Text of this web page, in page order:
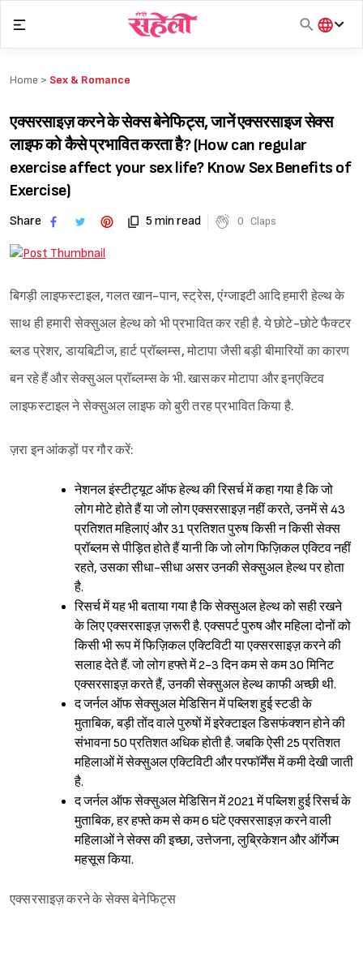
content
हिंदी
Home > Sex & Romance
एक्सरसाइज़ करने के सेक्स बेनेफिट्स, जानें एक्सरसाइज सेक्स
लाइफ को कैसे प्रभावित करता है? (How can regular
exercise affect your sex life? Know Sex Benefits of
Exercise)
Share 5 min read 0 Claps
बिगड़ी लाइफस्टाइल, गलत खान-पान, स्ट्रेस, एंग्जाइटी आदि हमारी हेल्थ के
साथ ही हमारी सेक्सुअल हेल्थ को भी प्रभावित कर रही है. ये छोटे-छोटे फैक्टर
ब्लड प्रेशर, डायबिट़ीज, हार्ट प्रॉब्लम्स, मोटापा जैसी बड़ी बीमारियों का कारण
बन रहे हैं और सेक्सुअल प्रॉब्लम्स के भी. खासकर मोटापा और इनएक्टिव
लाइफस्टाइल ने सेक्सुअल लाइफ को बुरी तरह प्रभावित किया है.
ज़रा इन आंकड़ों पर गौर करें:
नेशनल इंस्टीट्यूट ऑफ हेल्थ की रिसर्च में कहा गया है कि जो
लोग मोटे होते हैं या जो लोग एक्सरसाइज़ नहीं करते, उनमें से 43
प्रतिशत महिलाएं और 31 प्रतिशत पुरुष किसी न किसी सेक्स
प्रॉब्लम से पीड़ित होते हैं यानी कि जो लोग फिज़िकल एक्टिव नहीं
रहते, उसका सीधा-सीधा असर उनकी सेक्सुअल हेल्थ पर होता
है.
रिसर्च में यह भी बताया गया है कि सेक्सुअल हेल्थ को सही रखने
के लिए एक्सरसाइज़ ज़रूरी है. एक्सपर्ट पुरुष और महिला दोनों को
किसी भी रूप में फिज़िकल एक्टिविटी या एक्सरसाइज़ करने की
सलाह देते हैं. जो लोग हफ्ते में 2-3 दिन कम से कम 30 मिनिट
एक्सरसाइज़ करते हैं, उनकी सेक्सुअल हेल्थ काफी अच्छी थी.
द जर्नल ऑफ सेक्सुअल मेडिसिन में पब्लिश हुई स्टडी के
मुताबिक, बड़ी तोंद वाले पुरुषों में इरेक्टाइल डिसफंक्शन होने की
संभावना 50 प्रतिशत अधिक होती है. जबकि ऐसी 25 प्रतिशत
महिलाओं में सेक्सुअल एक्टिविटी और परफॉर्मेंस में कमी देखी जाती
है.
द जर्नल ऑफ सेक्सुअल मेडिसिन में 2021 में पब्लिश हुई रिसर्च के
मुताबिक, हर हफ्ते कम से कम 6 घंटे एक्सरसाइज़ करने वाली
महिलाओं ने सेक्स की इच्छा, उत्तेजना, लुब्रिकेशन और ऑर्गेज्म
महसूस किया.
एक्सरसाइज़ करने के सेक्स बेनेफिट्स